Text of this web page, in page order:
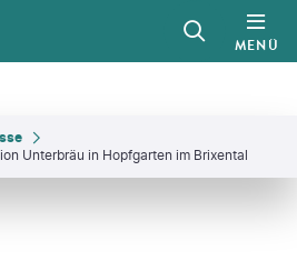
MENÜ
Unterbräu in Hopfgarten im Brixental